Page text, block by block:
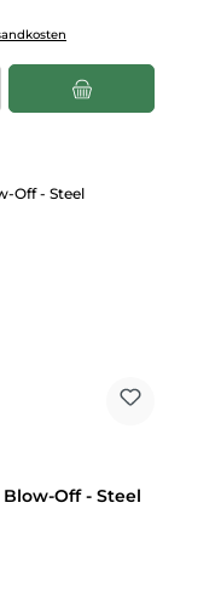
Wert ein oder benutze die
Blow-Off - Steel